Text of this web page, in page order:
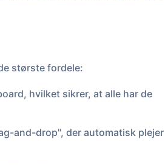
største fordele:
hvilket sikrer, at alle har de
and-drop", der automatisk plejer